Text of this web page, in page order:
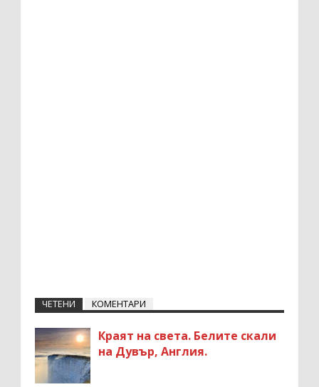
ЧЕТЕНИ КОМЕНТАРИ
Краят на света. Белите скали
на Дувър, Англия.